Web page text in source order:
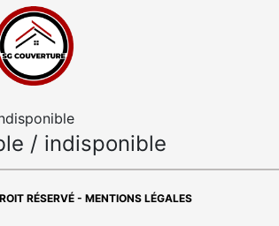
/ indisponible
RÉSERVÉ - MENTIONS LÉGALES